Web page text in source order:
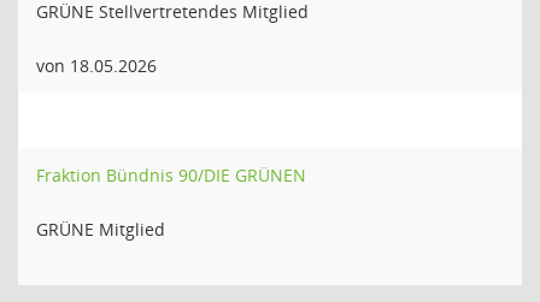
GRÜNE Stellvertretendes Mitglied
von 18.05.2026
Fraktion Bündnis 90/DIE GRÜNEN
GRÜNE Mitglied